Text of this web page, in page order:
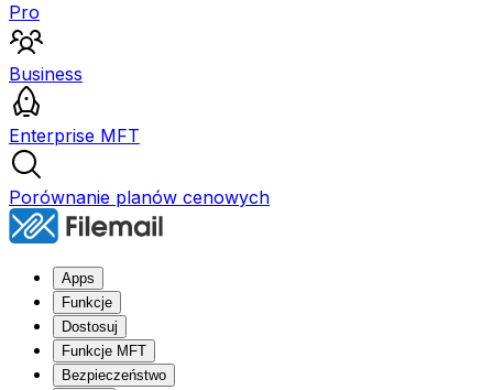
Pro
Business
Enterprise MFT
Porównanie planów cenowych
Apps
Funkcje
Dostosuj
Funkcje MFT
Bezpieczeństwo